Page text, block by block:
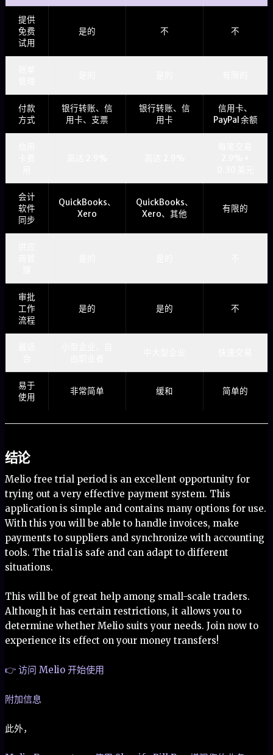
提供
免费
试用
是的 不 不
付款
方式
银行转账、信
用卡、支票
银行转账、信
用卡
信用卡、
PayPal 余额
会计
软件
同步
QuickBooks、
Xero
QuickBooks、
Xero、其他
有限的
审批
工作
流程
是的 是的 不
易于
使用
非常简单 缓和 简单的
结论
Melio free trial period is an excellent opportunity for
trying out a very effective payment system. This
application is simple and contains many options for use.
With this you will be able to handle invoices, make
payments to suppliers and synchronize with accounting
tools. The trial is safe and can adapt to different
situations.
This will be of great help among small-scale traders.
Although it has certain restrictions, it allows you to
determine whether Melio suits your needs. Join now to
experience its effect on your money transfers!
👉 访问 Melio 开始使用
附加信息
此外，